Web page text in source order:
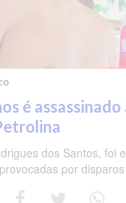
é
dos Santos, foi
por